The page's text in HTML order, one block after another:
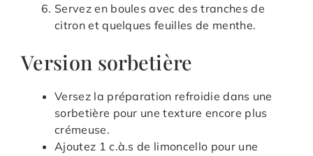
Servez en boules avec des tranches de
citron et quelques feuilles de menthe.
Version sorbetière
Versez la préparation refroidie dans une
sorbetière pour une texture encore plus
crémeuse.
Ajoutez 1 c.à.s de limoncello pour une